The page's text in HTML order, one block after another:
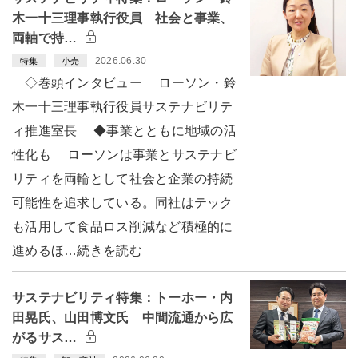
木一十三理事執行役員 社会と事業、
両軸で持…
特集 小売 2026.06.30
◇巻頭インタビュー ローソン・鈴
木一十三理事執行役員サステナビリテ
ィ推進室長 ◆事業とともに地域の活
性化も ローソンは事業とサステナビ
リティを両輪として社会と企業の持続
可能性を追求している。同社はテック
も活用して食品ロス削減など積極的に
進めるほ…続きを読む
サステナビリティ特集：トーホー・内
田晃氏、山田博文氏 中間流通から広
がるサス…